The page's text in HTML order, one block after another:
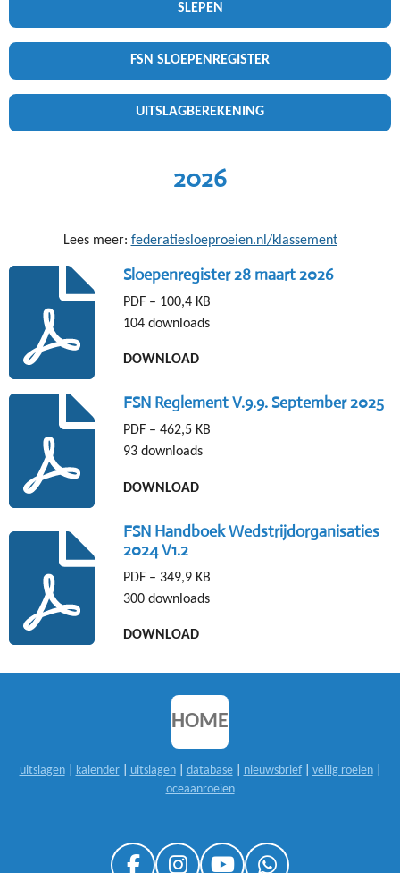
SLEPEN
FSN SLOEPENREGISTER
UITSLAGBEREKENING
2026
Lees meer: federatiesloeproeien.nl/klassement
Sloepenregister 28 maart 2026
PDF – 100,4 KB
104 downloads
DOWNLOAD
FSN Reglement V.9.9. September 2025
PDF – 462,5 KB
93 downloads
DOWNLOAD
FSN Handboek Wedstrijdorganisaties
2024 V1.2
PDF – 349,9 KB
300 downloads
DOWNLOAD
HOME
uitslagen| kalender| uitslagen| database| nieuwsbrief| veilig roeien|
oceaanroeien